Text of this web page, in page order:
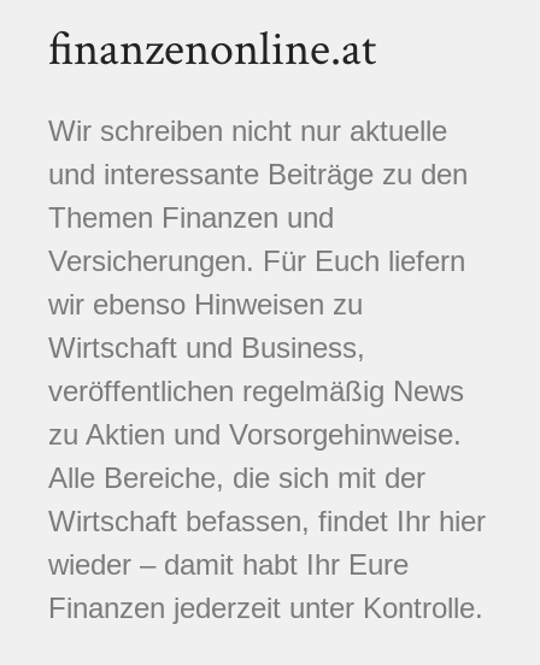
finanzenonline.at
Wir schreiben nicht nur aktuelle
und interessante Beiträge zu den
Themen Finanzen und
Versicherungen. Für Euch liefern
wir ebenso Hinweisen zu
Wirtschaft und Business,
veröffentlichen regelmäßig News
zu Aktien und Vorsorgehinweise.
Alle Bereiche, die sich mit der
Wirtschaft befassen, findet Ihr hier
wieder – damit habt Ihr Eure
Finanzen jederzeit unter Kontrolle.